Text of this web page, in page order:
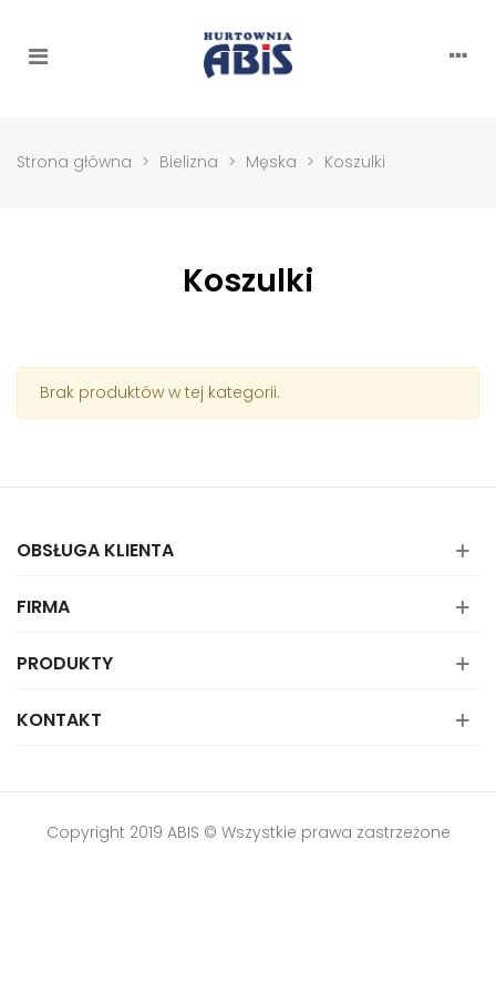
Strona główna > Bielizna > Męska > Koszulki
Koszulki
Brak produktów w tej kategorii.
OBSŁUGA KLIENTA
FIRMA
PRODUKTY
KONTAKT
Copyright 2019 ABIS © Wszystkie prawa zastrzeżone